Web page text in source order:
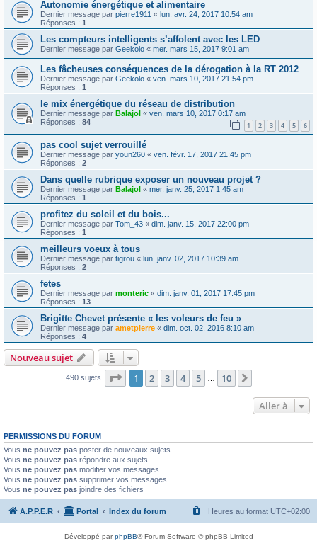
Autonomie énergétique et alimentaire
Dernier message par pierre1911 « lun. avr. 24, 2017 10:54 am
Réponses : 1
Les compteurs intelligents s’affolent avec les LED
Dernier message par Geekolo « mer. mars 15, 2017 9:01 am
Les fâcheuses conséquences de la dérogation à la RT 2012
Dernier message par Geekolo « ven. mars 10, 2017 21:54 pm
Réponses : 1
le mix énergétique du réseau de distribution
Dernier message par Balajol « ven. mars 10, 2017 0:17 am
Réponses : 84 1 2 3 4 5 6
pas cool sujet verrouillé
Dernier message par youn260 « ven. févr. 17, 2017 21:45 pm
Réponses : 2
Dans quelle rubrique exposer un nouveau projet ?
Dernier message par Balajol « mer. janv. 25, 2017 1:45 am
Réponses : 1
profitez du soleil et du bois...
Dernier message par Tom_43 « dim. janv. 15, 2017 22:00 pm
Réponses : 1
meilleurs voeux à tous
Dernier message par tigrou « lun. janv. 02, 2017 10:39 am
Réponses : 2
fetes
Dernier message par monteric « dim. janv. 01, 2017 17:45 pm
Réponses : 13
Brigitte Chevet présente « les voleurs de feu »
Dernier message par ametpierre « dim. oct. 02, 2016 8:10 am
Réponses : 4
Nouveau sujet
490 sujets Page 1sur10
1 2 3 4 5 10
Aller à
PERMISSIONS DU FORUM
Vous ne pouvez pas poster de nouveaux sujets
Vous ne pouvez pas répondre aux sujets
Vous ne pouvez pas modifier vos messages
Vous ne pouvez pas supprimer vos messages
Vous ne pouvez pas joindre des fichiers
A.P.P.E.R Portal Index du forum Heures au format UTC+02:00
Développé parphpBB® Forum Software © phpBB Limited